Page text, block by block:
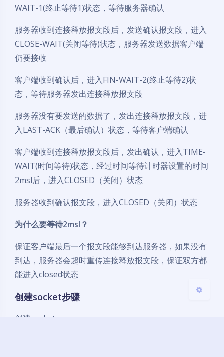
暗黑模式
Sans Serif Serif
关闭 日落 暗化 灰度
WAIT-1(终止等待1)状态，等待服务器确认
服务器收到连接释放报文段后，发送确认报文段，进入
CLOSE-WAIT(关闭等待)状态，服务器发送数据客户端
仍要接收
客户端收到确认后，进入FIN-WAIT-2(终止等待2)状
态，等待服务器发出连接释放报文段
服务器没有要发送的数据了，发出连接释放报文段，进
入LAST-ACK（最后确认）状态，等待客户端确认
客户端收到连接释放报文段后，发出确认，进入TIME-
WAIT(时间等待)状态，经过时间等待计时器设置的时间
2msl后，进入CLOSED（关闭）状态
服务器收到确认报文段，进入CLOSED（关闭）状态
为什么要等待2msl？
保证客户端最后一个报文段能够到达服务器，如果没有
到达，服务器会超时重传连接释放报文段，保证双方都
能进入closed状态
创建socket步骤
创建socket